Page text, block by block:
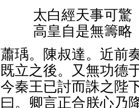
太白經天事可
高皇自是無籌
蕭瑀。陳叔達。近前
既立之後。又無功德
今秦王已討而誅之陛
曰。卿言正合朕心乃